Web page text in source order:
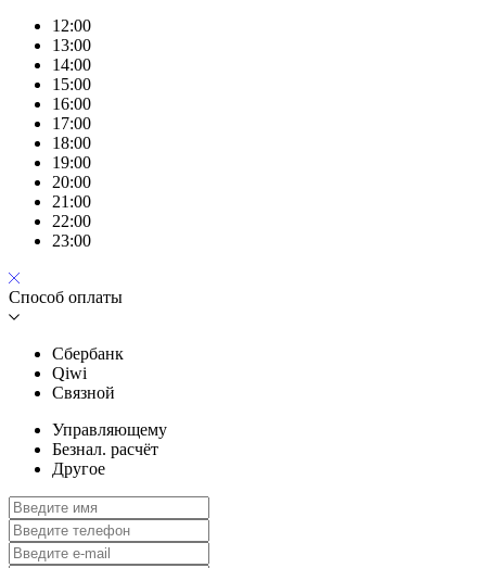
12:00
13:00
14:00
15:00
16:00
17:00
18:00
19:00
20:00
21:00
22:00
23:00
Способ оплаты
Сбербанк
Qiwi
Связной
Управляющему
Безнал. расчёт
Другое